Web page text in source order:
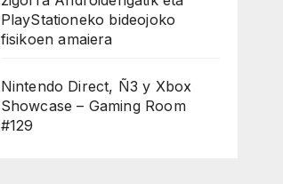
PlayStationeko bideojoko
fisikoen amaiera
Nintendo Direct, Ñ3 y Xbox
Showcase – Gaming Room
#129